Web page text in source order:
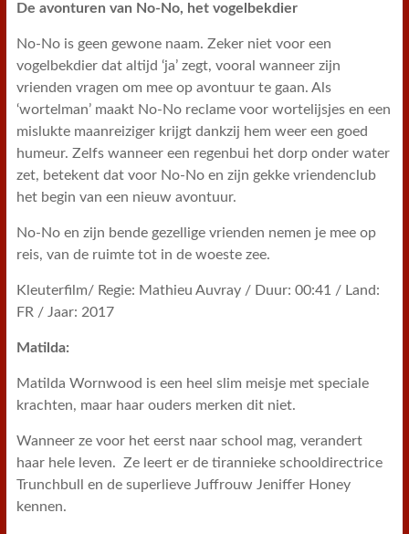
De avonturen van No-No, het vogelbekdier
No-No is geen gewone naam. Zeker niet voor een
vogelbekdier dat altijd ‘ja’ zegt, vooral wanneer zijn
vrienden vragen om mee op avontuur te gaan. Als
‘wortelman’ maakt No-No reclame voor wortelijsjes en een
mislukte maanreiziger krijgt dankzij hem weer een goed
humeur. Zelfs wanneer een regenbui het dorp onder water
zet, betekent dat voor No-No en zijn gekke vriendenclub
het begin van een nieuw avontuur.
No-No en zijn bende gezellige vrienden nemen je mee op
reis, van de ruimte tot in de woeste zee.
Kleuterfilm/ Regie: Mathieu Auvray / Duur: 00:41 / Land:
FR / Jaar: 2017
Matilda:
Matilda Wornwood is een heel slim meisje met speciale
krachten, maar haar ouders merken dit niet.
Wanneer ze voor het eerst naar school mag, verandert
haar hele leven. Ze leert er de tirannieke schooldirectrice
Trunchbull en de superlieve Juffrouw Jeniffer Honey
kennen.